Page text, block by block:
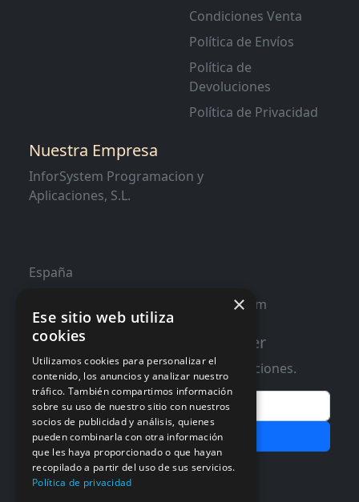
Condiciones Venta
Política de Envíos
Política de
Devoluciones
Política de Privacidad
Nuestra Empresa
InforSystem Programacion y
Aplicaciones, S.L.
España
contacto@distribucioninformatica.com
Suscribete a nuestro Newsletter
Te informaremos de ofertas y promociones.
Email
Subscribir
Aceptar Politica dePrivacidad
×
Ese sitio web utiliza
cookies
Utilizamos cookies para personalizar el
contenido, los anuncios y analizar nuestro
tráfico. También compartimos información
sobre su uso de nuestro sitio con nuestros
socios de publicidad y análisis, quienes
pueden combinarla con otra información
que les haya proporcionado o que hayan
recopilado a partir del uso de sus servicios.
Política de privacidad